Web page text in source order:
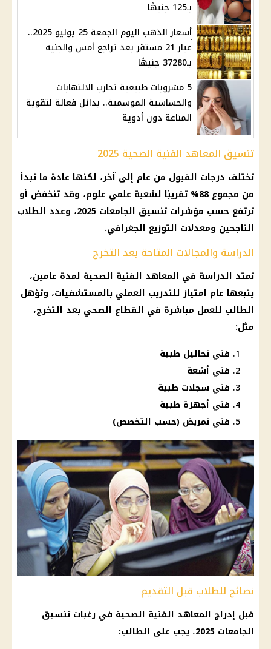
بـ125 جنيهًا
أسعار الذهب اليوم الجمعة 25 يوليو 2025..
عيار 21 مستقر بعد تراجع أمس والجنيه
بـ37280 جنيهًا
5 مشروبات طبيعية تحارب الالتهابات
والحساسية الموسمية.. بدائل فعالة لتقوية
المناعة دون أدوية
تنسيق المعاهد الفنية الصحية 2025
تختلف درجات القبول من عام إلى آخر، لكنها عادة ما تبدأ
من مجموع 88% تقريبًا لشعبة علمي علوم، وقد تنخفض أو
ترتفع حسب مؤشرات تنسيق الجامعات 2025، وعدد الطلاب
الناجحين ومعدلات التوزيع الجغرافي.
الدراسة والمجالات المتاحة بعد التخرج
تمتد الدراسة في المعاهد الفنية الصحية لمدة عامين،
يتبعها عام امتياز للتدريب العملي بالمستشفيات، وتؤهل
الطالب للعمل مباشرة في القطاع الصحي بعد التخرج،
مثل:
فني تحاليل طبية
فني أشعة
فني سجلات طبية
فني أجهزة طبية
فني تمريض (حسب التخصص)
نصائح للطلاب قبل التقديم
قبل إدراج المعاهد الفنية الصحية في رغبات تنسيق
الجامعات 2025، يجب على الطالب: